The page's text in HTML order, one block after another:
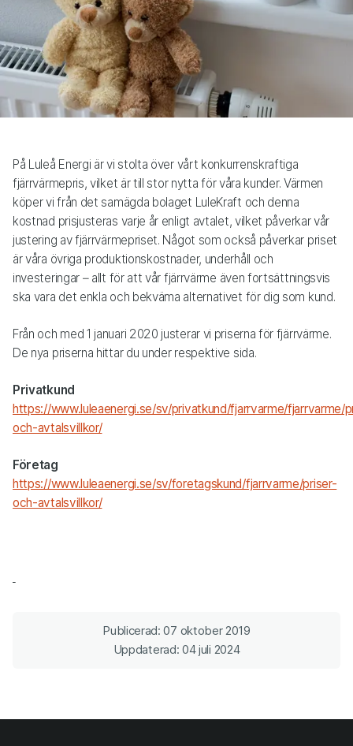
På Luleå Energi är vi stolta över vårt konkurrenskraftiga
fjärrvärmepris, vilket är till stor nytta för våra kunder. Värmen
köper vi från det samägda bolaget LuleKraft och denna
kostnad prisjusteras varje år enligt avtalet, vilket påverkar vår
justering av fjärrvärmepriset. Något som också påverkar priset
är våra övriga produktionskostnader, underhåll och
investeringar – allt för att vår fjärrvärme även fortsättningsvis
ska vara det enkla och bekväma alternativet för dig som kund.
Från och med 1 januari 2020 justerar vi priserna för fjärrvärme.
De nya priserna hittar du under respektive sida.
Privatkund
https://www.luleaenergi.se/sv/privatkund/fjarrvarme/fjarrvarme/
och-avtalsvillkor/
Företag
https://www.luleaenergi.se/sv/foretagskund/fjarrvarme/priser-
och-avtalsvillkor/
Publicerad: 07 oktober 2019
Uppdaterad: 04 juli 2024